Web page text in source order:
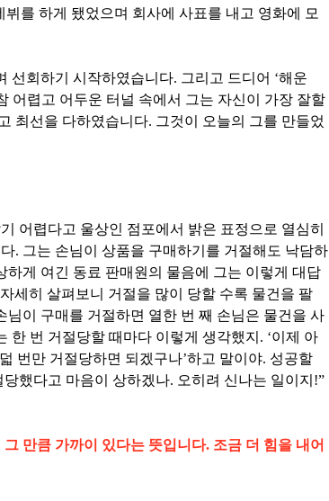
를 하게 됐었으며 회사에 사표를 내고 영화에 모
선회하기 시작하였습니다. 그리고 드디어 ‘해운
어렵고 어두운 터널 속에서 그는 자신이 가장 잘할
최선을 다하였습니다. 그것이 오늘의 그를 만들었
어렵다고 울상인 점포에서 밝은 표정으로 열심히
. 그는 손님이 상품을 구매하기를 거절해도 낙담하
하게 여긴 동료 판매원의 물음에 그는 이렇게 대답
세히 살펴보니 거절을 많이 당할 수록 물건을 팔
님이 구매를 거절하면 열한 번 째 손님은 물건을 사
한 번 거절당할 때마다 이렇게 생각했지. ‘이제 아
번만 거절당하면 되겠구나’하고 말이야. 성공할
했다고 마음이 상하겠나. 오히려 신나는 일이지!”
만큼 가까이 있다는 뜻입니다. 조금 더 힘을 내어